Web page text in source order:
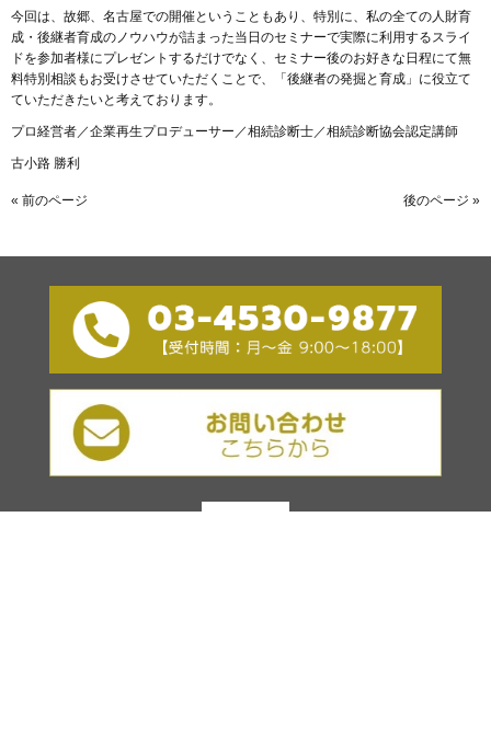
今回は、故郷、名古屋での開催ということもあり、特別に、私の全ての人財育
成・後継者育成のノウハウが詰まった当日のセミナーで実際に利用するスライ
ドを参加者様にプレゼントするだけでなく、セミナー後のお好きな日程にて無
料特別相談もお受けさせていただくことで、「後継者の発掘と育成」に役立て
ていただきたいと考えております。
プロ経営者／企業再生プロデューサー／相続診断士／相続診断協会認定講師
古小路 勝利
« 前のページ 後のページ »